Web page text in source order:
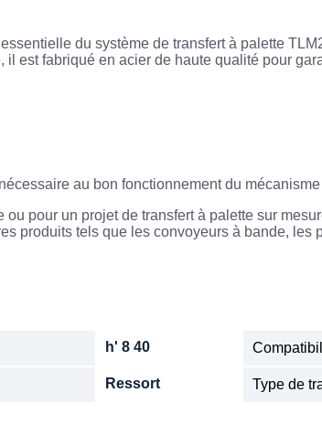
du système de transfert à palette
il est fabriqué en acier de haute qualité pour
au bon fonctionnement du mécanisme
ou pour un projet de transfert à palette sur
produits tels que les convoyeurs à bande,
h' 8 40
Ressort Type de